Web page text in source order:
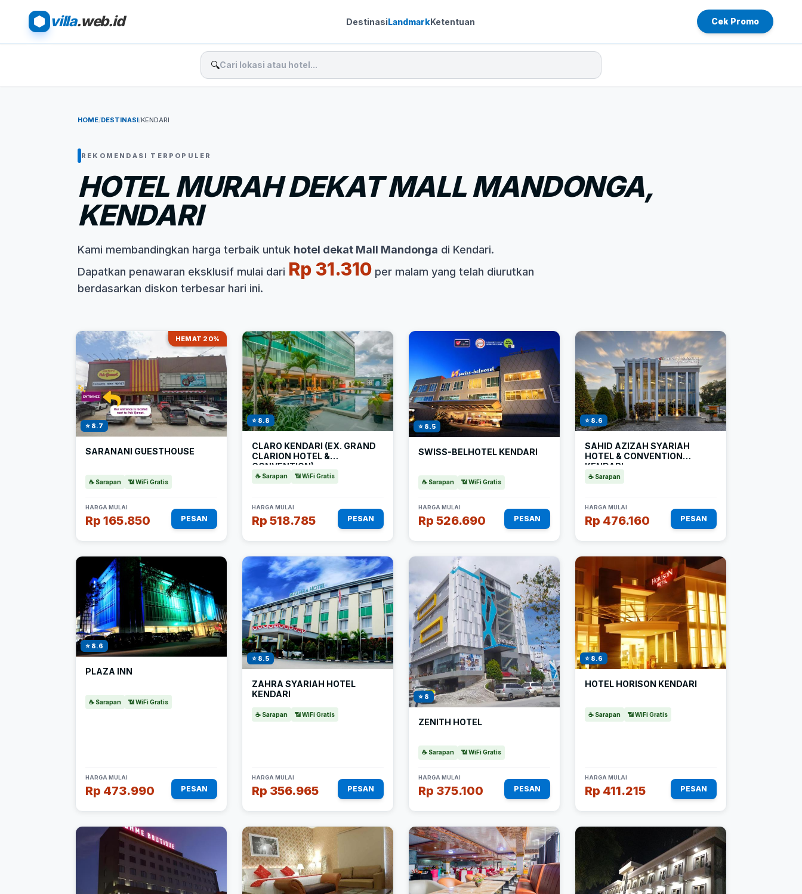
villa.web.id DestinasiLandmarkKetentuan Cek Promo
🔍
HOME/DESTINASI/KENDARI
REKOMENDASI TERPOPULER
HOTEL MURAH DEKAT MALL MANDONGA,
KENDARI
Kami membandingkan harga terbaik untuk hotel dekat Mall Mandonga di Kendari.
Dapatkan penawaran eksklusif mulai dari Rp 31.310 per malam yang telah diurutkan
berdasarkan diskon terbesar hari ini.
HEMAT 20%
⭐ 8.7
SARANANI GUESTHOUSE
☕ Sarapan 📶 WiFi Gratis
HARGA MULAI
Rp 165.850 PESAN
⭐ 8.8
CLARO KENDARI (EX. GRAND
CLARION HOTEL &
CONVENTION)
☕ Sarapan 📶 WiFi Gratis
HARGA MULAI
Rp 518.785 PESAN
⭐ 8.5
SWISS-BELHOTEL KENDARI
☕ Sarapan 📶 WiFi Gratis
HARGA MULAI
Rp 526.690 PESAN
⭐ 8.6
SAHID AZIZAH SYARIAH
HOTEL & CONVENTION
KENDARI
☕ Sarapan
HARGA MULAI
Rp 476.160 PESAN
⭐ 8.6
PLAZA INN
☕ Sarapan 📶 WiFi Gratis
HARGA MULAI
Rp 473.990 PESAN
⭐ 8.5
ZAHRA SYARIAH HOTEL
KENDARI
☕ Sarapan 📶 WiFi Gratis
HARGA MULAI
Rp 356.965 PESAN
⭐ 8
ZENITH HOTEL
☕ Sarapan 📶 WiFi Gratis
HARGA MULAI
Rp 375.100 PESAN
⭐ 8.6
HOTEL HORISON KENDARI
☕ Sarapan 📶 WiFi Gratis
HARGA MULAI
Rp 411.215 PESAN